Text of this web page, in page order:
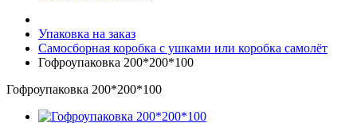
Упаковка на заказ
Самосборная коробка с ушками или коробка самолёт
Гофроупаковка 200*200*100
Гофроупаковка 200*200*100